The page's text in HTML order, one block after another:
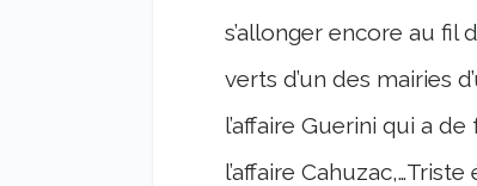
s’allonger encore au fil
verts d’un des mairies
l’affaire Guerini qui a
l’affaire